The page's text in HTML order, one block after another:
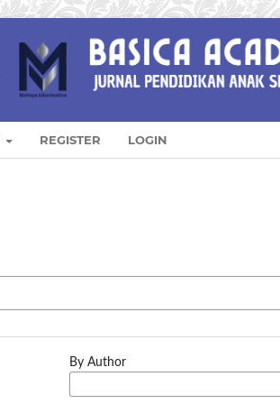
REGISTER LOGIN
By Author